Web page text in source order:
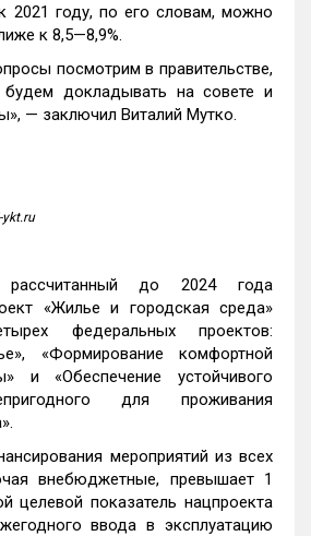
году, по его словам, можно
к 8,5—8,9%.
посмотрим в правительстве,
докладывать на совете и
— заключил Виталий Мутко.
до 2024 года
«Жилье и городская среда»
федеральных проектов:
«Формирование комфортной
и «Обеспечение устойчивого
для проживания
мероприятий из всех
внебюджетные, превышает 1
целевой показатель нацпроекта
ввода в эксплуатацию